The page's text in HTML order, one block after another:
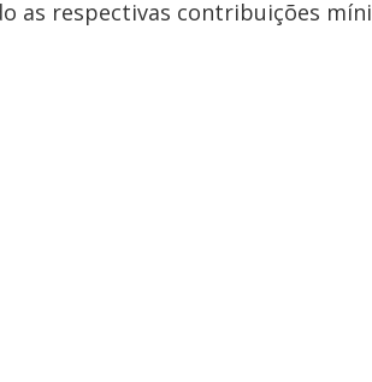
y
as respectivas contribuições